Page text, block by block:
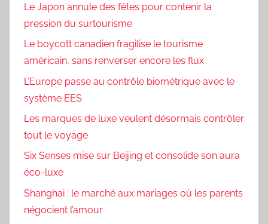
Le Japon annule des fêtes pour contenir la
pression du surtourisme
Le boycott canadien fragilise le tourisme
américain, sans renverser encore les flux
L’Europe passe au contrôle biométrique avec le
système EES
Les marques de luxe veulent désormais contrôler
tout le voyage
Six Senses mise sur Beijing et consolide son aura
éco-luxe
Shanghai : le marché aux mariages où les parents
négocient l’amour